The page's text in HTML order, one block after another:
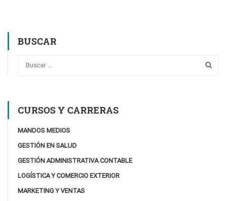
BUSCAR
CURSOS Y CARRERAS
MANDOS MEDIOS
GESTIÓN EN SALUD
GESTIÓN ADMINISTRATIVA CONTABLE
LOGÍSTICA Y COMERCIO EXTERIOR
MARKETING Y VENTAS